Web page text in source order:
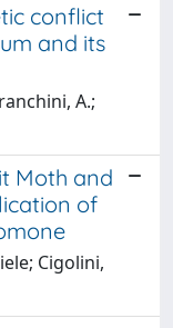
conflict
and its
A.;
Moth and
of
Cigolini,